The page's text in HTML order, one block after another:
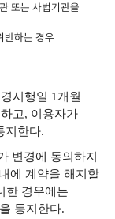
또는 사법기관을
반하는 경우
시행일 1개월
고, 이용자가
지한다.
변경에 동의하지
에 계약을 해지할
한 경우에는
통지한다.